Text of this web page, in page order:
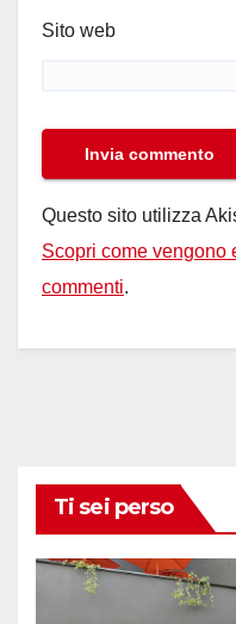
Sito web
Questo sito utilizza
Scopri come vengono
commenti.
Ti sei perso